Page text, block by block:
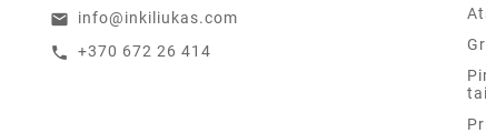
email info@inkiliukas.com
call +370 672 26 414